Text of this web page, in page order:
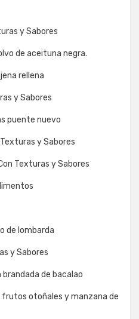
y Sabores
de aceituna negra.
rellena
y Sabores
puente nuevo
y Sabores
Texturas y Sabores
de lombarda
y Sabores
brandada de bacalao
frutos otoñales y manzana de